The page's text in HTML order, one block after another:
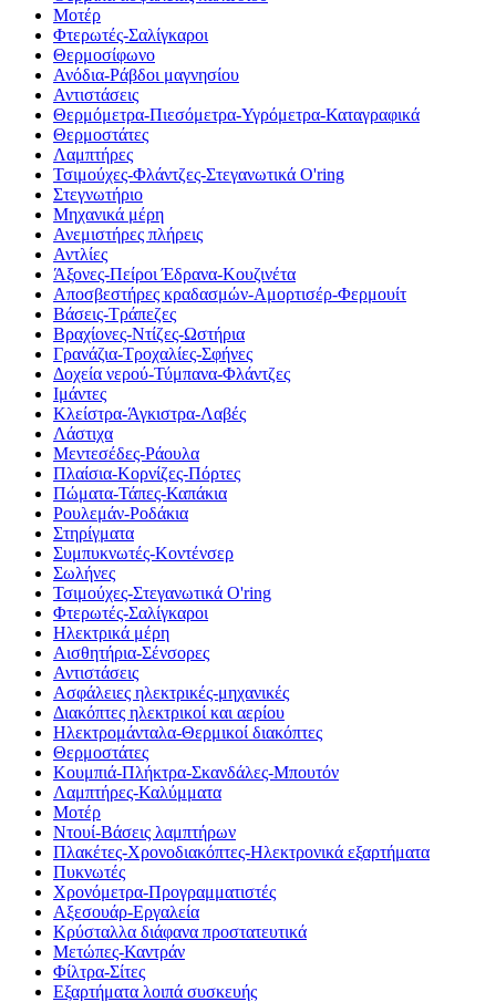
Μοτέρ
Φτερωτές-Σαλίγκαροι
Θερμοσίφωνο
Ανόδια-Ράβδοι μαγνησίου
Αντιστάσεις
Θερμόμετρα-Πιεσόμετρα-Υγρόμετρα-Καταγραφικά
Θερμοστάτες
Λαμπτήρες
Τσιμούχες-Φλάντζες-Στεγανωτικά O'ring
Στεγνωτήριο
Μηχανικά μέρη
Ανεμιστήρες πλήρεις
Αντλίες
Άξονες-Πείροι Έδρανα-Κουζινέτα
Αποσβεστήρες κραδασμών-Αμορτισέρ-Φερμουίτ
Βάσεις-Τράπεζες
Βραχίονες-Ντίζες-Ωστήρια
Γρανάζια-Τροχαλίες-Σφήνες
Δοχεία νερού-Τύμπανα-Φλάντζες
Ιμάντες
Κλείστρα-Άγκιστρα-Λαβές
Λάστιχα
Μεντεσέδες-Ράουλα
Πλαίσια-Κορνίζες-Πόρτες
Πώματα-Τάπες-Καπάκια
Ρουλεμάν-Ροδάκια
Στηρίγματα
Συμπυκνωτές-Κοντένσερ
Σωλήνες
Τσιμούχες-Στεγανωτικά O'ring
Φτερωτές-Σαλίγκαροι
Ηλεκτρικά μέρη
Αισθητήρια-Σένσορες
Αντιστάσεις
Ασφάλειες ηλεκτρικές-μηχανικές
Διακόπτες ηλεκτρικοί και αερίου
Ηλεκτρομάνταλα-Θερμικοί διακόπτες
Θερμοστάτες
Κουμπιά-Πλήκτρα-Σκανδάλες-Μπουτόν
Λαμπτήρες-Καλύμματα
Μοτέρ
Ντουί-Βάσεις λαμπτήρων
Πλακέτες-Χρονοδιακόπτες-Ηλεκτρονικά εξαρτήματα
Πυκνωτές
Χρονόμετρα-Προγραμματιστές
Αξεσουάρ-Εργαλεία
Κρύσταλλα διάφανα προστατευτικά
Μετώπες-Καντράν
Φίλτρα-Σίτες
Εξαρτήματα λοιπά συσκευής